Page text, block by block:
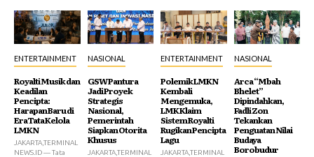
ENTERTAINMENT
Royalti Musik dan
Keadilan
Pencipta:
Harapan Baru di
Era Tata Kelola
LMKN
JAKARTA,TERMINAL
NEWS.ID — Tata
NASIONAL
GSW Pantura
Jadi Proyek
Strategis
Nasional,
Pemerintah
Siapkan Otorita
Khusus
JAKARTA,TERMINAL
ENTERTAINMENT
Polemik LMKN
Kembali
Mengemuka,
LMK Klaim
Sistem Royalti
Rugikan Pencipta
Lagu
JAKARTA,TERMINAL
NASIONAL
Arca “Mbah
Bhelet”
Dipindahkan,
Fadli Zon
Tekankan
Penguatan Nilai
Budaya
Borobudur